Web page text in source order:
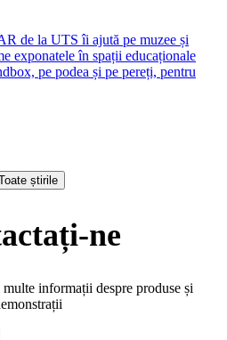
de la UTS îi ajută pe muzee și
exponatele în spații educaționale
pe podea și pe pereți, pentru
știrile
ne
informații despre produse și